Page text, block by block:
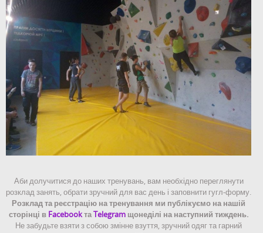
Аби долучитися до наших тренувань, вам необхідно переглянути
розклад занять, обрати зручний для вас день і заповнити гугл-форму.
Розклад та реєстрацію на тренування ми публікуємо на нашій
сторінці в FacebookтаTelegram щонеділі на наступний тиждень.
Не забудьте взяти з собою змінне взуття, зручний одяг та гарний